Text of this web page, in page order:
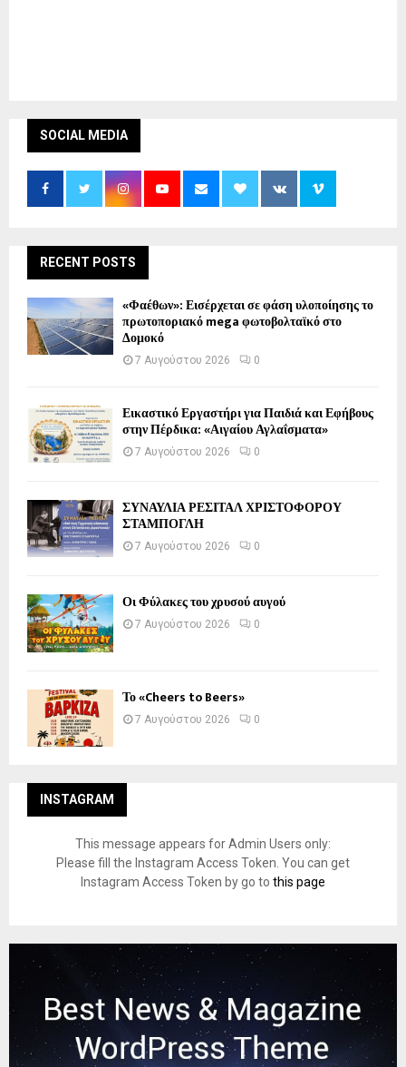
SOCIAL MEDIA
RECENT POSTS
«Φαέθων»: Εισέρχεται σε φάση υλοποίησης το
πρωτοποριακό mega φωτοβολταϊκό στο
Δομοκό
7 Αυγούστου 2026 0
Εικαστικό Εργαστήρι για Παιδιά και Εφήβους
στην Πέρδικα: «Αιγαίου Αγλαΐσματα»
7 Αυγούστου 2026 0
ΣΥΝΑΥΛΙΑ ΡΕΣΙΤΑΛ ΧΡΙΣΤΟΦΟΡΟΥ
ΣΤΑΜΠΟΓΛΗ
7 Αυγούστου 2026 0
Οι Φύλακες του χρυσού αυγού
7 Αυγούστου 2026 0
Το «Cheers to Beers»
7 Αυγούστου 2026 0
INSTAGRAM
This message appears for Admin Users only:
Please fill the Instagram Access Token. You can get
Instagram Access Token by go to this page